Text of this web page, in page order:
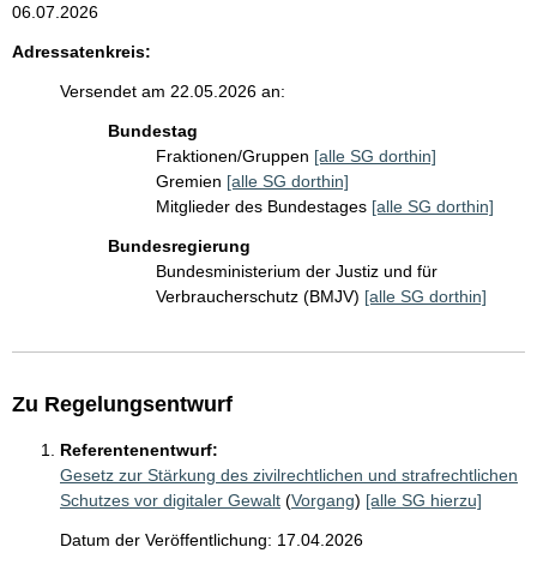
06.07.2026
Adressatenkreis:
Versendet am 22.05.2026 an:
Bundestag
Fraktionen/Gruppen [alle SG dorthin]
Gremien [alle SG dorthin]
Mitglieder des Bundestages [alle SG dorthin]
Bundesregierung
Bundesministerium der Justiz und für
Verbraucherschutz (BMJV) [alle SG dorthin]
Zu Regelungsentwurf
Referentenentwurf:
Gesetz zur Stärkung des zivilrechtlichen und strafrechtlichen
Schutzes vor digitaler Gewalt (Vorgang) [alle SG hierzu]
Datum der Veröffentlichung: 17.04.2026